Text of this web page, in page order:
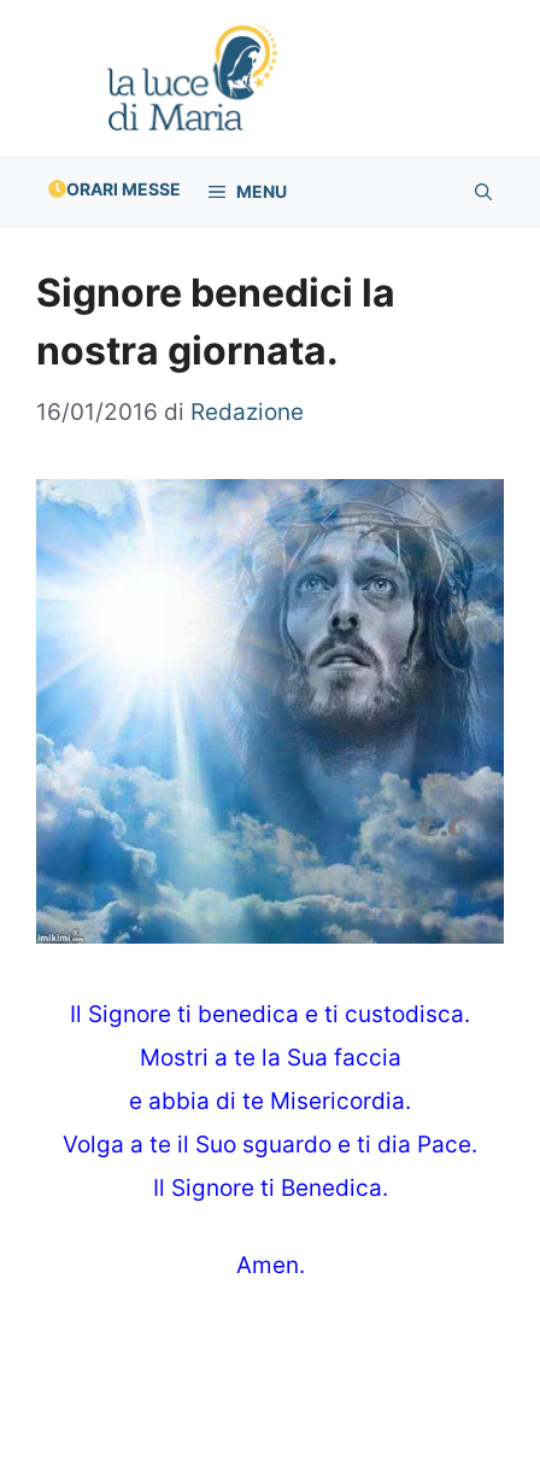
ORARI MESSE MENU
Signore benedici la
nostra giornata.
16/01/2016 di Redazione
Il Signore ti benedica e ti custodisca.
Mostri a te la Sua faccia
e abbia di te Misericordia.
Volga a te il Suo sguardo e ti dia Pace.
Il Signore ti Benedica.
Amen.